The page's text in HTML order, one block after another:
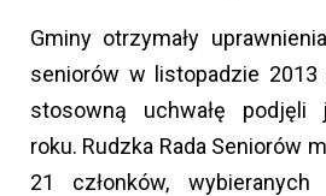
Gminy otrzymały
seniorów w listopadzie 2013
stosowną uchwałę podjęli
roku. Rudzka Rada Seniorów
21 członków,